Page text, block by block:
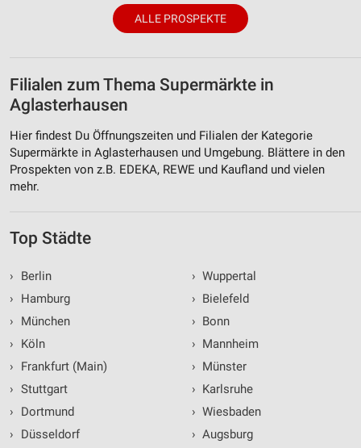
ALLE PROSPEKTE
Filialen zum Thema Supermärkte in
Aglasterhausen
Hier findest Du Öffnungszeiten und Filialen der Kategorie
Supermärkte in Aglasterhausen und Umgebung. Blättere in den
Prospekten von z.B. EDEKA, REWE und Kaufland und vielen
mehr.
Top Städte
›
Berlin
›
Hamburg
›
München
›
Köln
›
Frankfurt (Main)
› Stuttgart
›
Dortmund
›
Düsseldorf
› Wuppertal
› Bielefeld
› Bonn
› Mannheim
› Münster
› Karlsruhe
› Wiesbaden
› Augsburg